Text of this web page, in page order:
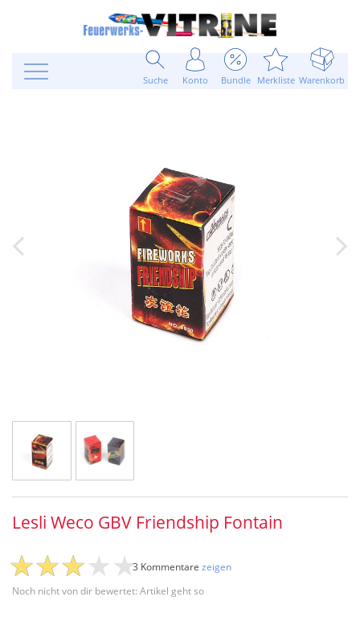
Suche Konto Bundle Merkliste Warenkorb
Lesli Weco GBV Friendship Fontain
Noch nicht von dir bewertet: Artikel geht so
3 Kommentare zeigen